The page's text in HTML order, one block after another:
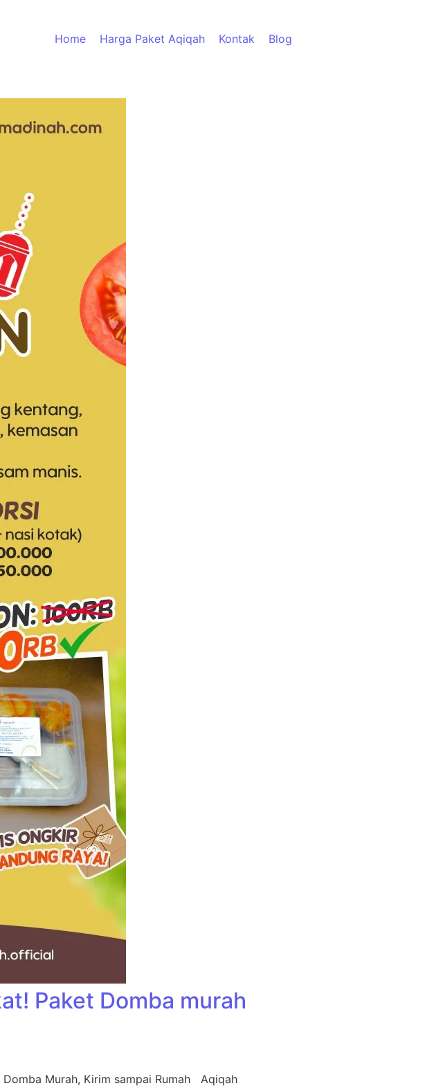
Home Harga Paket Aqiqah Kontak Blog
Paket Domba murah
Murah, Kirim sampai Rumah Aqiqah